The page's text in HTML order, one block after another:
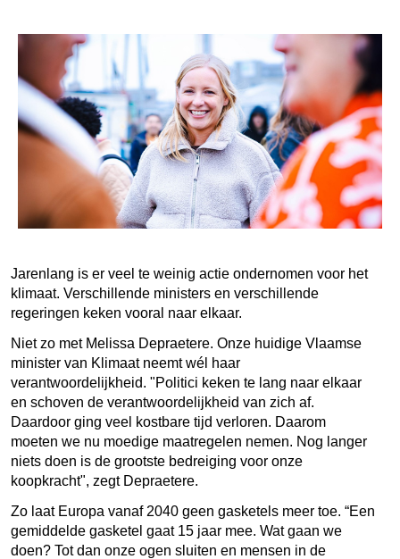
Jarenlang is er veel te weinig actie ondernomen voor het
klimaat. Verschillende ministers en verschillende
regeringen keken vooral naar elkaar.
Niet zo met Melissa Depraetere. Onze huidige Vlaamse
minister van Klimaat neemt wél haar
verantwoordelijkheid. "Politici keken te lang naar elkaar
en schoven de verantwoordelijkheid van zich af.
Daardoor ging veel kostbare tijd verloren. Daarom
moeten we nu moedige maatregelen nemen. Nog langer
niets doen is de grootste bedreiging voor onze
koopkracht", zegt Depraetere.
Zo laat Europa vanaf 2040 geen gasketels meer toe. “Een
gemiddelde gasketel gaat 15 jaar mee. Wat gaan we
doen? Tot dan onze ogen sluiten en mensen in de